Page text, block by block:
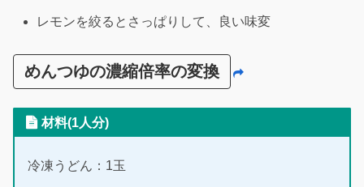
レモンを絞るとさっぱりして、良い味変
めんつゆの濃縮倍率の変換
材料(1人分)
冷凍うどん：1玉